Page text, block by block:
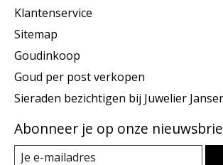
Klantenservice
Sitemap
Goudinkoop
Goud per post verkopen
Sieraden bezichtigen bij Juwelier
Abonneer je op onze